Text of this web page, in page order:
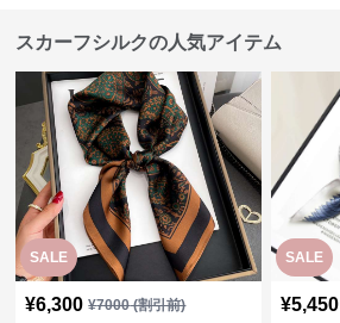
スカーフシルクの人気アイテム
SALE
¥6,300 ¥7000(割引前)
SALE
¥5,450